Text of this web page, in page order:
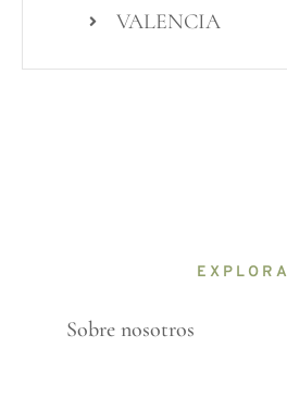
VALENCIA
EXPLORA
Sobre nosotros